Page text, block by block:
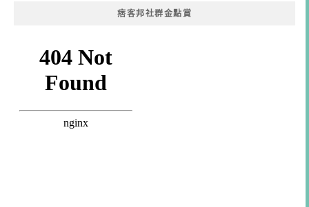
痞客邦社群金點賞